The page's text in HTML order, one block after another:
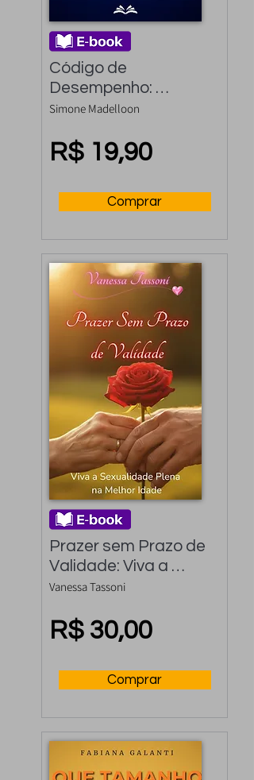
Código de
Desempenho:
Controle a
e Rápida
Simone Madelloon
R$ 19,90
Comprar
Prazer sem Prazo de
Validade: Viva a
Sexualidade Plena na
Vanessa Tassoni
R$ 30,00
Comprar